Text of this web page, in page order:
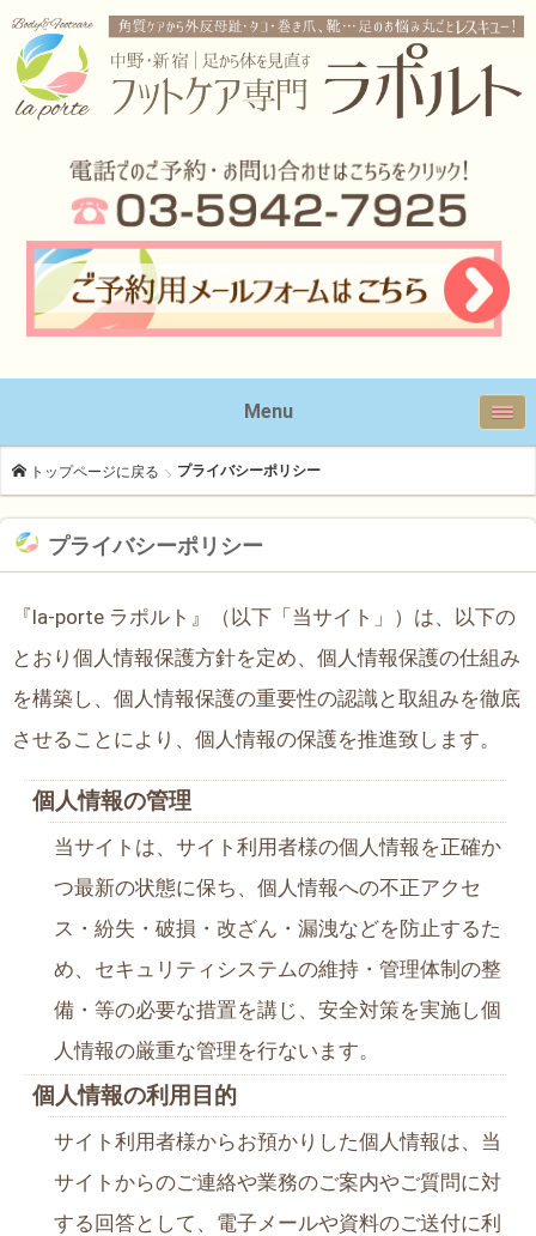
Menu
トップページに戻る プライバシーポリシー
プライバシーポリシー
『la-porte ラポルト』（以下「当サイト」）は、以下の
とおり個人情報保護方針を定め、個人情報保護の仕組み
を構築し、個人情報保護の重要性の認識と取組みを徹底
させることにより、個人情報の保護を推進致します。
個人情報の管理
当サイトは、サイト利用者様の個人情報を正確か
つ最新の状態に保ち、個人情報への不正アクセ
ス・紛失・破損・改ざん・漏洩などを防止するた
め、セキュリティシステムの維持・管理体制の整
備・等の必要な措置を講じ、安全対策を実施し個
人情報の厳重な管理を行ないます。
個人情報の利用目的
サイト利用者様からお預かりした個人情報は、当
サイトからのご連絡や業務のご案内やご質問に対
する回答として、電子メールや資料のご送付に利